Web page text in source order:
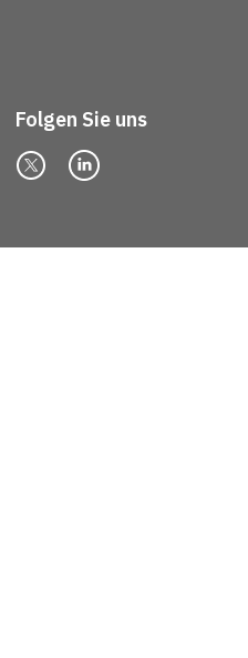
Folgen Sie uns